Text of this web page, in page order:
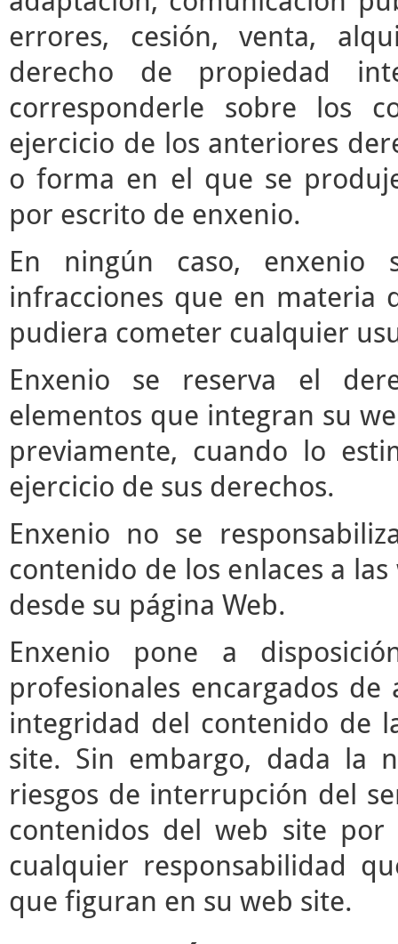
errores, cesión, venta,
derecho de propiedad
corresponderle sobre los
ejercicio de los anteriores
o forma en el que se
por escrito de enxenio.
En ningún caso, enxenio
infracciones que en materia
pudiera cometer cualquier
Enxenio se reserva el
elementos que integran su
previamente, cuando lo
ejercicio de sus derechos.
Enxenio no se
contenido de los enlaces a
desde su página Web.
Enxenio pone a
profesionales encargados
integridad del contenido de
site. Sin embargo, dada la
riesgos de interrupción del
contenidos del web site por
cualquier responsabilidad
que figuran en su web site.